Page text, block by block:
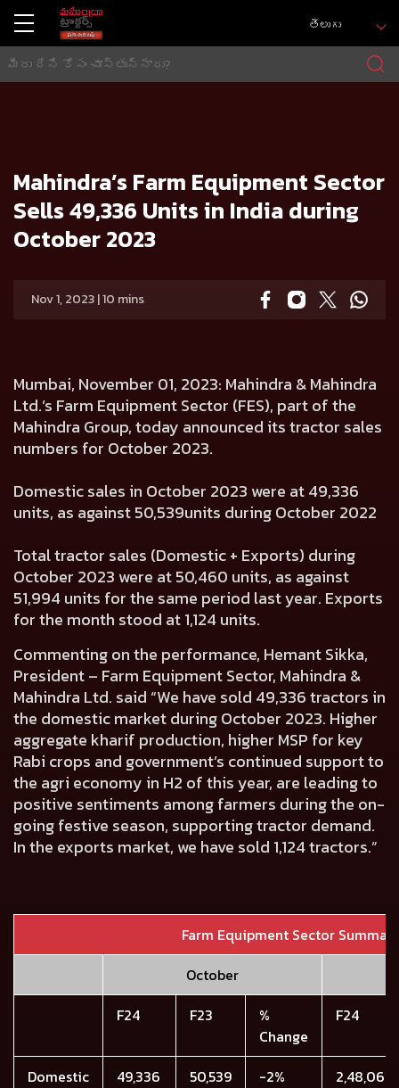
తెలుగు
Mahindra’s Farm Equipment Sector
Sells 49,336 Units in India during
October 2023
Nov 1, 2023 | 10 mins
Mumbai, November 01, 2023: Mahindra & Mahindra
Ltd.’s Farm Equipment Sector (FES), part of the
Mahindra Group, today announced its tractor sales
numbers for October 2023.
Domestic sales in October 2023 were at49,336
units, as against50,539units during October 2022
Total tractor sales (Domestic + Exports) during
October 2023 were at50,460 units, as against
51,994units for the same period last year. Exports
for the month stood at1,124units.
Commenting on the performance, Hemant Sikka,
President – Farm Equipment Sector, Mahindra &
Mahindra Ltd. said “We have sold 49,336 tractors in
the domestic market during October 2023. Higher
aggregate kharif production, higher MSP for key
Rabi crops and government’s continued support to
the agri economy in H2 of this year, are leading to
positive sentiments among farmers during the on-
going festive season, supporting tractor demand.
In the exports market, we have sold 1,124 tractors.”
Farm Equipment Sector
October
F24
F23
%
Change
F24
Domestic 49,336 50,539 -2%
2,48,060